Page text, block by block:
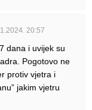
20:57
dana i uvijek su
Pogotovo ne
protiv vjetra i
jakim vjetru